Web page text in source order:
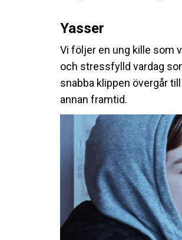
Yasser
Vi följer en ung kille som
och stressfylld vardag
snabba klippen övergår
annan framtid.